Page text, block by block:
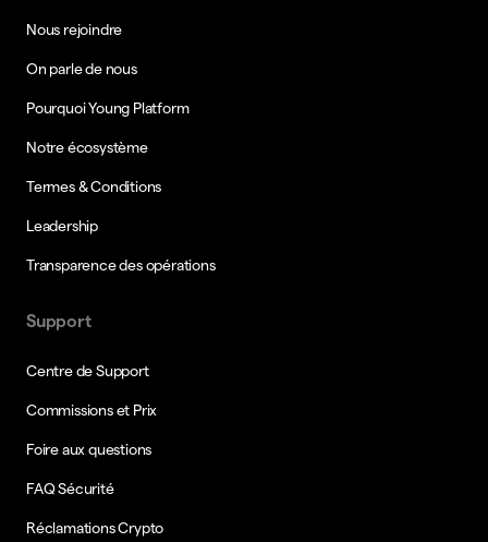
Nous rejoindre
On parle de nous
Pourquoi Young Platform
Notre écosystème
Termes & Conditions
Leadership
Transparence des opérations
Support
Centre de Support
Commissions et Prix
Foire aux questions
FAQ Sécurité
Réclamations Crypto